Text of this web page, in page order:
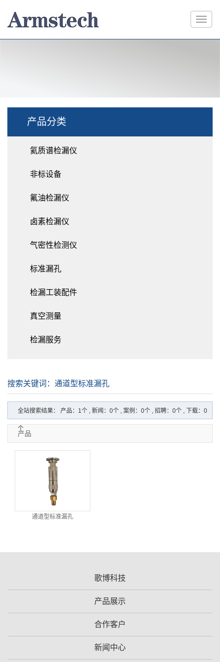
产品分类
氦质谱检漏仪
非标设备
氟油检漏仪
卤素检漏仪
气密性检测仪
标准漏孔
检漏工装配件
真空测量
检漏服务
搜索关键词：通道型标准漏孔
全站搜索结果： 产品：1个 , 新闻：0个 , 案例：0个 , 招聘：0个 , 下载：0
个
产品
通道型标准漏孔
歌博科技
产品展示
合作客户
新闻中心